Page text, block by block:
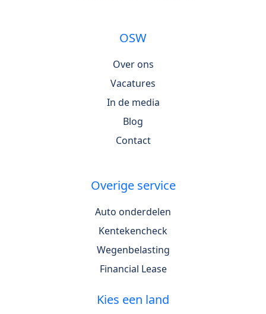
OSW
Over ons
Vacatures
In de media
Blog
Contact
Overige service
Auto onderdelen
Kentekencheck
Wegenbelasting
Financial Lease
Kies een land